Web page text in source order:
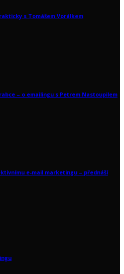
s Tomášem Vorálkem
– o emailingu s Petrem Nastoupilem
e-mail marketingu – přednáší